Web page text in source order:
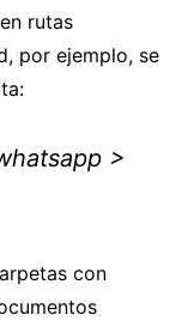
rutas
por ejemplo, se
>
con